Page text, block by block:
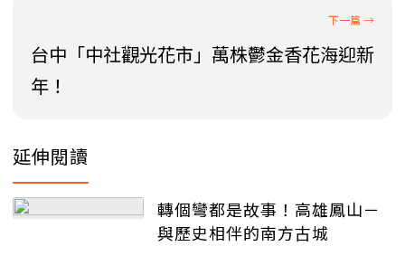
台中「中社觀光花市」萬株鬱金香花海迎新
年！
延伸閱讀
轉個彎都是故事！高雄鳳山－
與歷史相伴的南方古城